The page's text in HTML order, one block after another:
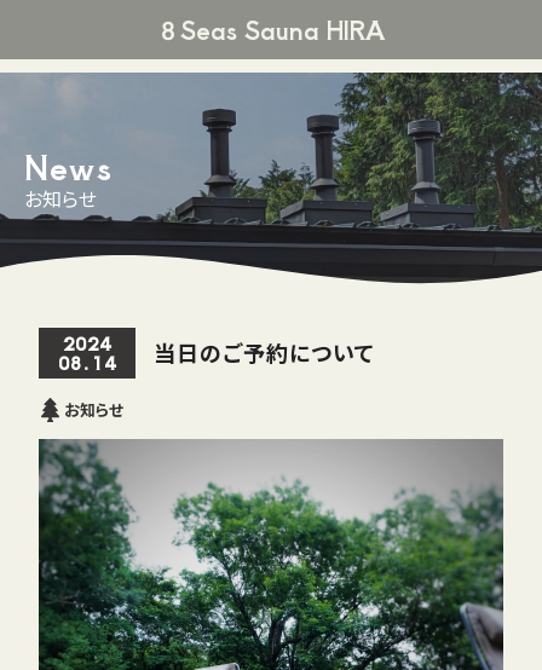
８Seas Sauna HIRA
お知らせ
News
当日のご予約について
2024
08 14
お知らせ